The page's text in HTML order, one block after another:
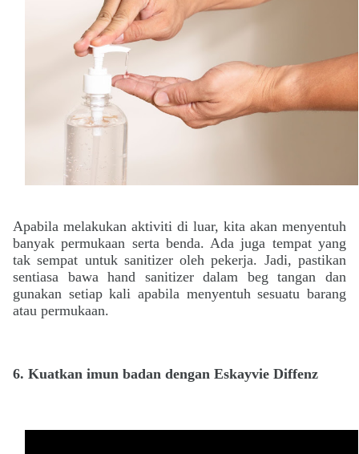
Apabila melakukan aktiviti di luar, kita akan menyentuh
banyak permukaan serta benda. Ada juga tempat yang
tak sempat untuk sanitizer oleh pekerja. Jadi, pastikan
sentiasa bawa hand sanitizer dalam beg tangan dan
gunakan setiap kali apabila menyentuh sesuatu barang
atau permukaan.
6. Kuatkan imun badan dengan Eskayvie Diffenz